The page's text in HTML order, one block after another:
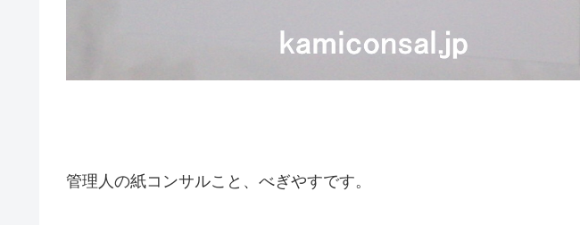
管理人の紙コンサルこと、べぎやすです。